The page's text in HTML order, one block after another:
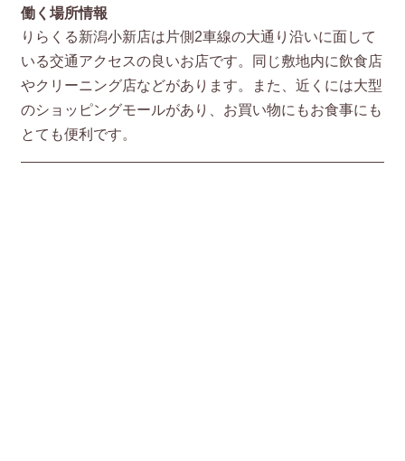
働く場所情報
りらくる新潟小新店は片側2車線の大通り沿いに面して
いる交通アクセスの良いお店です。同じ敷地内に飲食店
やクリーニング店などがあります。また、近くには大型
のショッピングモールがあり、お買い物にもお食事にも
とても便利です。